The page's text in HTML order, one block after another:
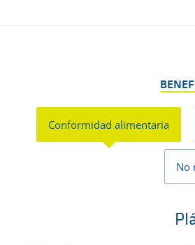
Conformidad alimentaria
No